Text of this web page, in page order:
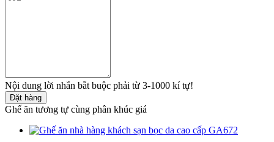
Nội dung lời nhắn bắt buộc phải từ 3-1000 kí tự!
Đặt hàng
Ghế ăn tương tự cùng phân khúc giá